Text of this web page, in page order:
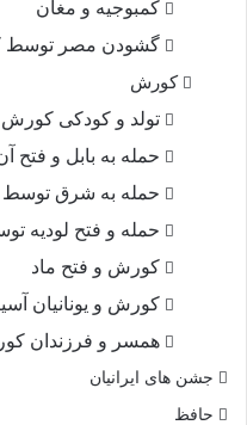
کمبوجیه و مغان
گشودن مصر توسط
کورش
تولد و کودکی
حمله به بابل و
حمله به شرق
حمله و فتح لودیه
کورش و فتح ماد
کورش و یونانیان
همسر و فرزندان
جشن های ایرانیان
حافظ